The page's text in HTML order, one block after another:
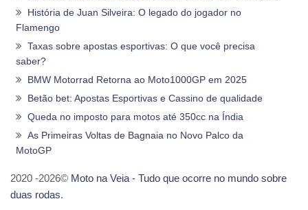
História de Juan Silveira: O legado do jogador no
Flamengo
Taxas sobre apostas esportivas: O que você precisa
saber?
BMW Motorrad Retorna ao Moto1000GP em 2025
Betão bet: Apostas Esportivas e Cassino de qualidade
Queda no imposto para motos até 350cc na Índia
As Primeiras Voltas de Bagnaia no Novo Palco da
MotoGP
2020 -2026© Moto na Veia - Tudo que ocorre no mundo sobre
duas rodas.